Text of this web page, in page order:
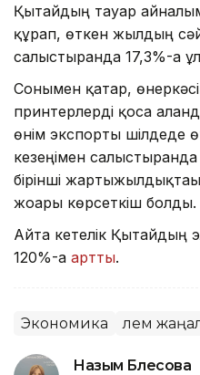
Қытайдың тауар
құрап, өткен жылдың
салыстырғанда 17,3%-ға
Сонымен қатар,
принтерлерді қоса
өнім экспорты шілдеде
кезеңімен
бірінші
жоғары көрсеткіш болды.
Айта кетелік Қытайдың
120%-ға артты.
Экономика Әлем
Назым Бөлесова